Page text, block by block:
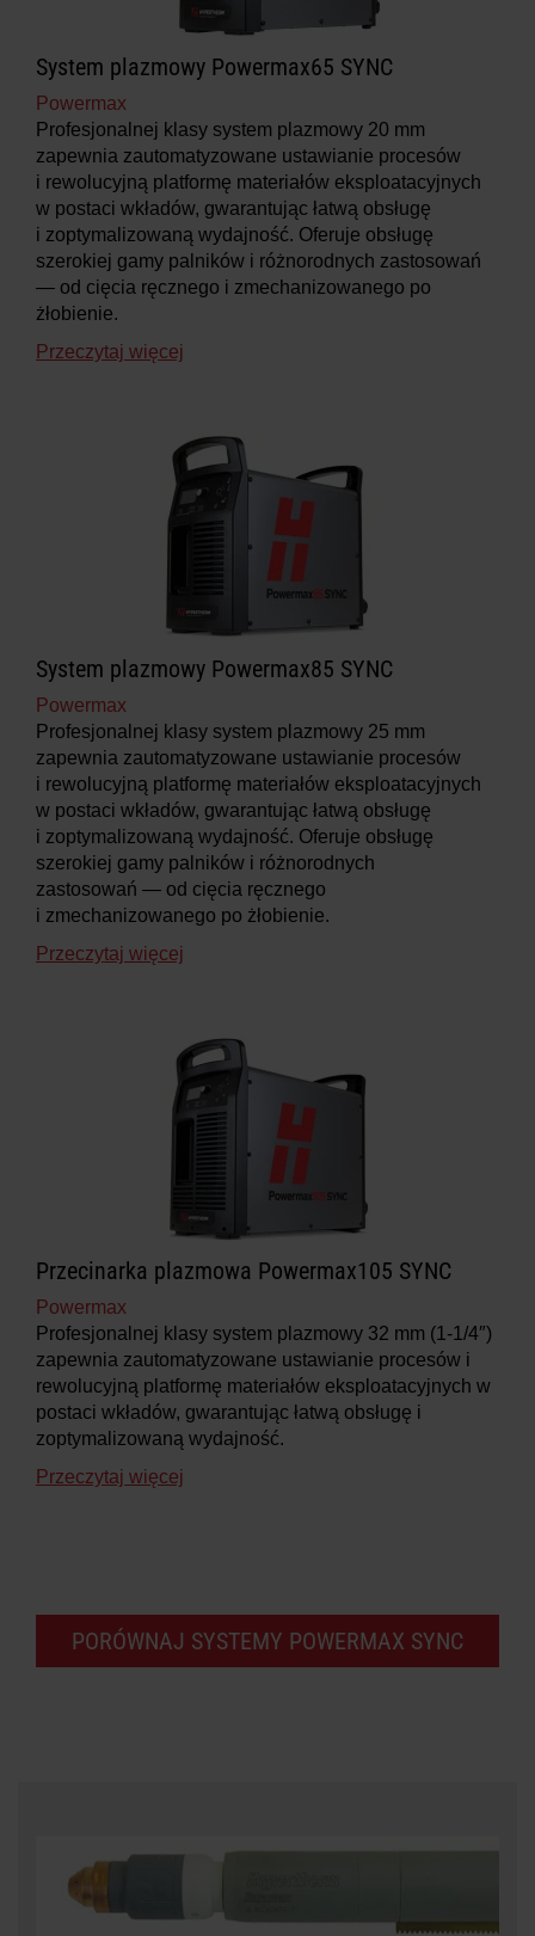
System plazmowy Powermax65 SYNC
Powermax
Profesjonalnej klasy system plazmowy 20 mm
zapewnia zautomatyzowane ustawianie procesów
i rewolucyjną platformę materiałów eksploatacyjnych
w postaci wkładów, gwarantując łatwą obsługę
i zoptymalizowaną wydajność. Oferuje obsługę
szerokiej gamy palników i różnorodnych zastosowań
— od cięcia ręcznego i zmechanizowanego po
żłobienie.
Przeczytaj więcej
System plazmowy Powermax85 SYNC
Powermax
Profesjonalnej klasy system plazmowy 25 mm
zapewnia zautomatyzowane ustawianie procesów
i rewolucyjną platformę materiałów eksploatacyjnych
w postaci wkładów, gwarantując łatwą obsługę
i zoptymalizowaną wydajność. Oferuje obsługę
szerokiej gamy palników i różnorodnych
zastosowań — od cięcia ręcznego
i zmechanizowanego po żłobienie.
Przeczytaj więcej
Przecinarka plazmowa Powermax105 SYNC
Powermax
Profesjonalnej klasy system plazmowy 32 mm (1-1/4″)
zapewnia zautomatyzowane ustawianie procesów i
rewolucyjną platformę materiałów eksploatacyjnych w
postaci wkładów, gwarantując łatwą obsługę i
zoptymalizowaną wydajność.
Przeczytaj więcej
PORÓWNAJ SYSTEMY POWERMAX SYNC